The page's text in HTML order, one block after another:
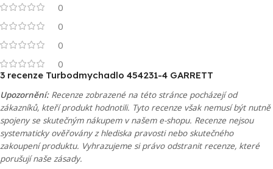
0
0
0
0
3 recenze Turbodmychadlo 454231-4 GARRETT
Upozornění:Recenze zobrazené na této stránce pocházejí od
zákazníků, kteří produkt hodnotili. Tyto recenze však nemusí být nutně
spojeny se skutečným nákupem v našem e-shopu. Recenze nejsou
systematicky ověřovány z hlediska pravosti nebo skutečného
zakoupení produktu. Vyhrazujeme si právo odstranit recenze, které
porušují naše zásady.